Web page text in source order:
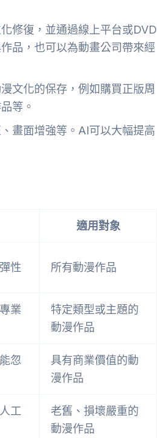
修復，並通過線上平台或DVD
品，也可以為動畫公司帶來經
文化的保存，例如購買正版周
等。
畫面增強等。AI可以大幅提高
適用對象
性 所有動漫作品
業
特定類型或主題的
動漫作品
忽
具有商業價值的動
漫作品
工
老舊、損壞嚴重的
動漫作品